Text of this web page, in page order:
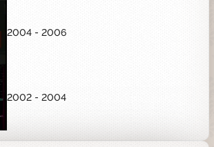
2004 - 2006
2002 - 2004